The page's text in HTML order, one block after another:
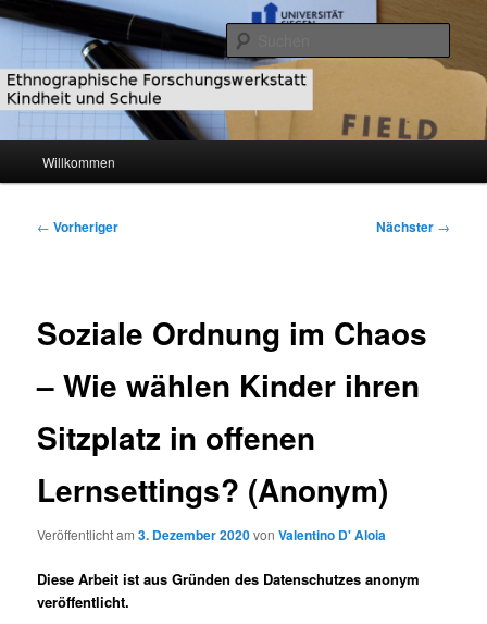
Zum
primären
springenEthnographische
Forschungswerkstatt Kindheit und
Schule
Willkommen
Beitragsnavigation
← Vorheriger Nächster →
Soziale Ordnung im Chaos
– Wie wählen Kinder ihren
Sitzplatz in offenen
Lernsettings? (Anonym)
Veröffentlicht am3. Dezember 2020vonValentino D' Aloia
Diese Arbeit ist aus Gründen des Datenschutzes anonym
veröffentlicht.